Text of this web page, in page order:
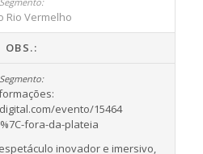
Rio Vermelho
OBS.:
evento/15464
fora-da-plateia
inovador e imersivo,